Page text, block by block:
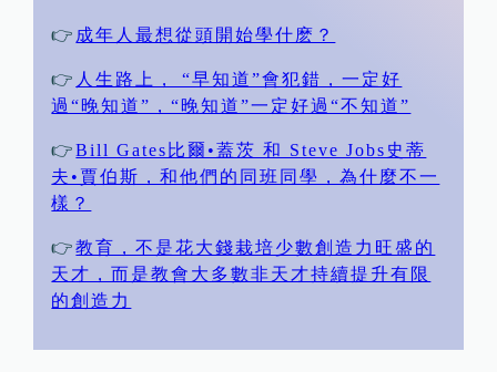
👉 成年人最想從頭開始學什麽？
👉 人生路上， “早知道”會犯錯，一定好
過“晚知道”，“晚知道”一定好過“不知道”
👉Bill Gates比爾•蓋茨 和 Steve Jobs史蒂
夫•賈伯斯，和他們的同班同學，為什麼不一
樣？
👉教育，不是花大錢栽培少數創造力旺盛的
天才，而是教會大多數非天才持續提升有限
的創造力